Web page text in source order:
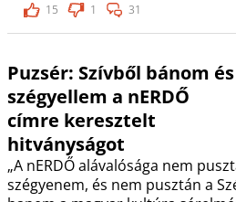
15
1 31
Puzsér: Szívből bánom és
szégyellem a nERDŐ
címre keresztelt
hitványságot
„A nERDŐ alávalósága nem
szégyenem, és nem pusztán a